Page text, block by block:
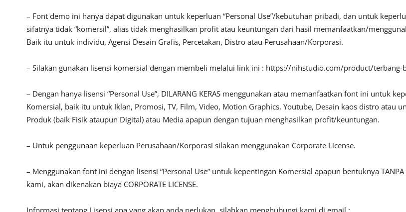
– Font demo ini hanya dapat digunakan untuk keperluan “Personal Use”/kebutuhan pribadi, dan untuk
sifatnya tidak “komersil”, alias tidak menghasilkan profit atau keuntungan dari hasil memanfaatkan/
Baik itu untuk individu, Agensi Desain Grafis, Percetakan, Distro atau Perusahaan/Korporasi.
– Silakan gunakan lisensi komersial dengan membeli melalui link ini : https://nihstudio.com/product/terbang-
– Dengan hanya lisensi “Personal Use”, DILARANG KERAS menggunakan atau memanfaatkan font ini untuk
Komersial, baik itu untuk Iklan, Promosi, TV, Film, Video, Motion Graphics, Youtube, Desain kaos distro atau
Produk (baik Fisik ataupun Digital) atau Media apapun dengan tujuan menghasilkan profit/keuntungan.
– Untuk penggunaan keperluan Perusahaan/Korporasi silakan menggunakan Corporate License.
– Menggunakan font ini dengan lisensi “Personal Use” untuk kepentingan Komersial apapun bentuknya
kami, akan dikenakan biaya CORPORATE LICENSE.